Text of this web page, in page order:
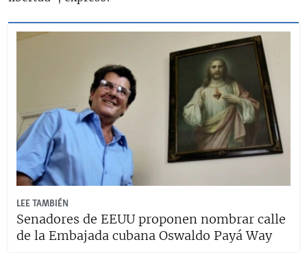
LEE TAMBIÉN
Senadores de EEUU proponen nombrar calle
de la Embajada cubana Oswaldo Payá Way